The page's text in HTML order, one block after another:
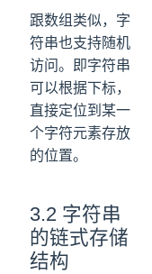
跟数组类似，字
符串也支持随机
访问。即字符串
可以根据下标，
直接定位到某一
个字符元素存放
的位置。
3.2 字符串
的链式存储
结构